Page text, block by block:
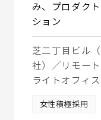
み、プロダク
ション
芝二丁目ビル
社）／リモー
ライトオフィス
女性積極採用